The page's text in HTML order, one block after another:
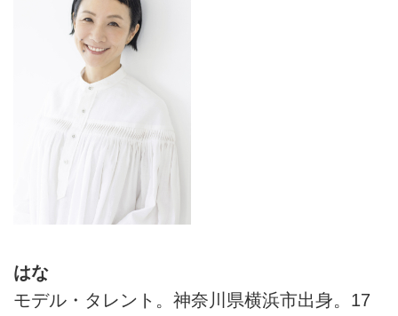
はな
モデル・タレント。神奈川県横浜市出身。17